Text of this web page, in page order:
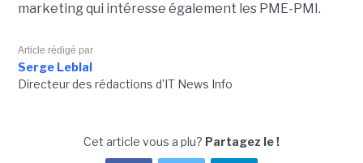
marketing qui intéresse également les PME-PMI.
Article rédigé par
Serge Leblal
Directeur des rédactions d'IT News Info
Cet article vous a plu? Partagez le !